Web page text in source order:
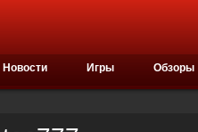
Новости Игры Обзоры